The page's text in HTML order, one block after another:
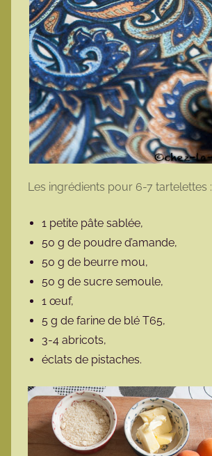
Les ingrédients pour 6-7 tartelettes :
1 petite pâte sablée,
50 g de poudre d’amande,
50 g de beurre mou,
50 g de sucre semoule,
1 œuf,
5 g de farine de blé T65,
3-4 abricots,
éclats de pistaches.